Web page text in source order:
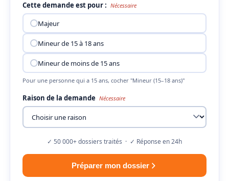
Cette demande est pour : Nécessaire
Majeur
Mineur de 15 à 18 ans
Mineur de moins de 15 ans
Pour une personne qui a 15 ans, cocher "Mineur (15–18 ans)"
Raison de la demande Nécessaire
✓ 50 000+ dossiers traités · ✓ Réponse en 24h
Préparer mon dossier